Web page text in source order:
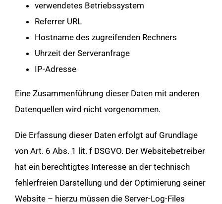
verwendetes Betriebssystem
Referrer URL
Hostname des zugreifenden Rechners
Uhrzeit der Serveranfrage
IP-Adresse
Eine Zusammenführung dieser Daten mit anderen
Datenquellen wird nicht vorgenommen.
Die Erfassung dieser Daten erfolgt auf Grundlage
von Art. 6 Abs. 1 lit. f DSGVO. Der Websitebetreiber
hat ein berechtigtes Interesse an der technisch
fehlerfreien Darstellung und der Optimierung seiner
Website – hierzu müssen die Server-Log-Files